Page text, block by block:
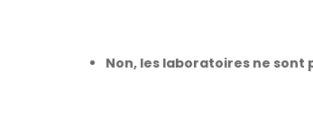
Non, les laboratoires ne sont